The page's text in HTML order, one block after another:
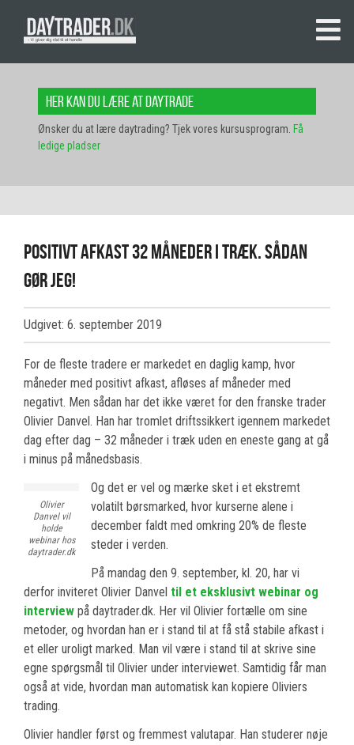
Her kan du lære at daytrade
Ønsker du at lære daytrading? Tjek vores kursusprogram. Få
ledige pladser
Positivt afkast 32 måneder i træk. Sådan
gør jeg!
Udgivet: 6. september 2019
For de fleste tradere er markedet en daglig kamp, hvor
måneder med positivt afkast, afløses af måneder med
negativt. Men sådan har det ikke været for den franske trader
Olivier Danvel. Han har tromlet driftssikkert igennem markedet
dag efter dag – 32 måneder i træk uden en eneste gang at gå
i minus på månedsbasis.
Olivier
Danvel vil
holde
webinar hos
daytrader.dk
Og det er vel og mærke sket i et ekstremt
volatilt børsmarked, hvor kurserne alene i
december faldt med omkring 20% de fleste
steder i verden.
På mandag den 9. september, kl. 20, har vi
derfor inviteret Olivier Danvel til et eksklusivt webinar og
interview på daytrader.dk. Her vil Olivier fortælle om sine
metoder, og hvordan han er i stand til at få stå stabile afkast i
et eller uroligt marked. Man vil være i stand til at skrive sine
egne spørgsmål til Olivier under interviewet. Samtidig får man
også at vide, hvordan man automatisk kan kopiere Oliviers
trading.
Olivier handler først og fremmest valutapar. Han studerer nøje